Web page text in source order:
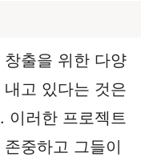
출을 위한 다양
고 있다는 것은
이러한 프로젝트
중하고 그들이